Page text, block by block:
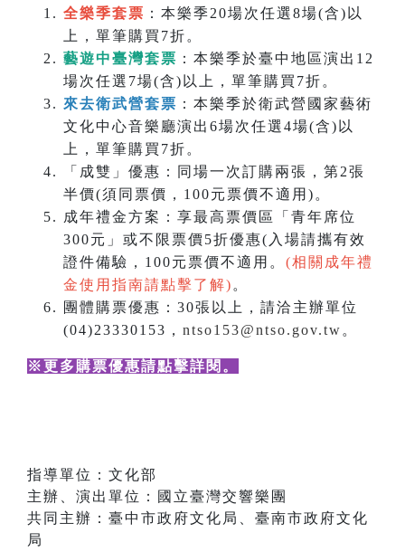
全樂季套票 ：本樂季20場次任選8場(含)以
上，單筆購買7折。
藝遊中臺灣套票 ：本樂季於臺中地區演出12
場次任選7場(含)以上，單筆購買7折。
來去衛武營套票 ：本樂季於衛武營國家藝術
文化中心音樂廳演出6場次任選4場(含)以
上，單筆購買7折。
「成雙」優惠：同場一次訂購兩張，第2張
半價(須同票價，100元票價不適用)。
成年禮金方案：享最高票價區「青年席位
300元」或不限票價5折優惠(入場請攜有效
證件備驗，100元票價不適用。 (相關成年禮
金使用指南請點擊了解) 。
團體購票優惠：30張以上，請洽主辦單位
(04)23330153， ntso153@ntso.gov.tw 。
※更多購票優惠請點擊詳閱 。
指導單位：文化部
主辦、演出單位：國立臺灣交響樂團
共同主辦：臺中市政府文化局、臺南市政府文化
局